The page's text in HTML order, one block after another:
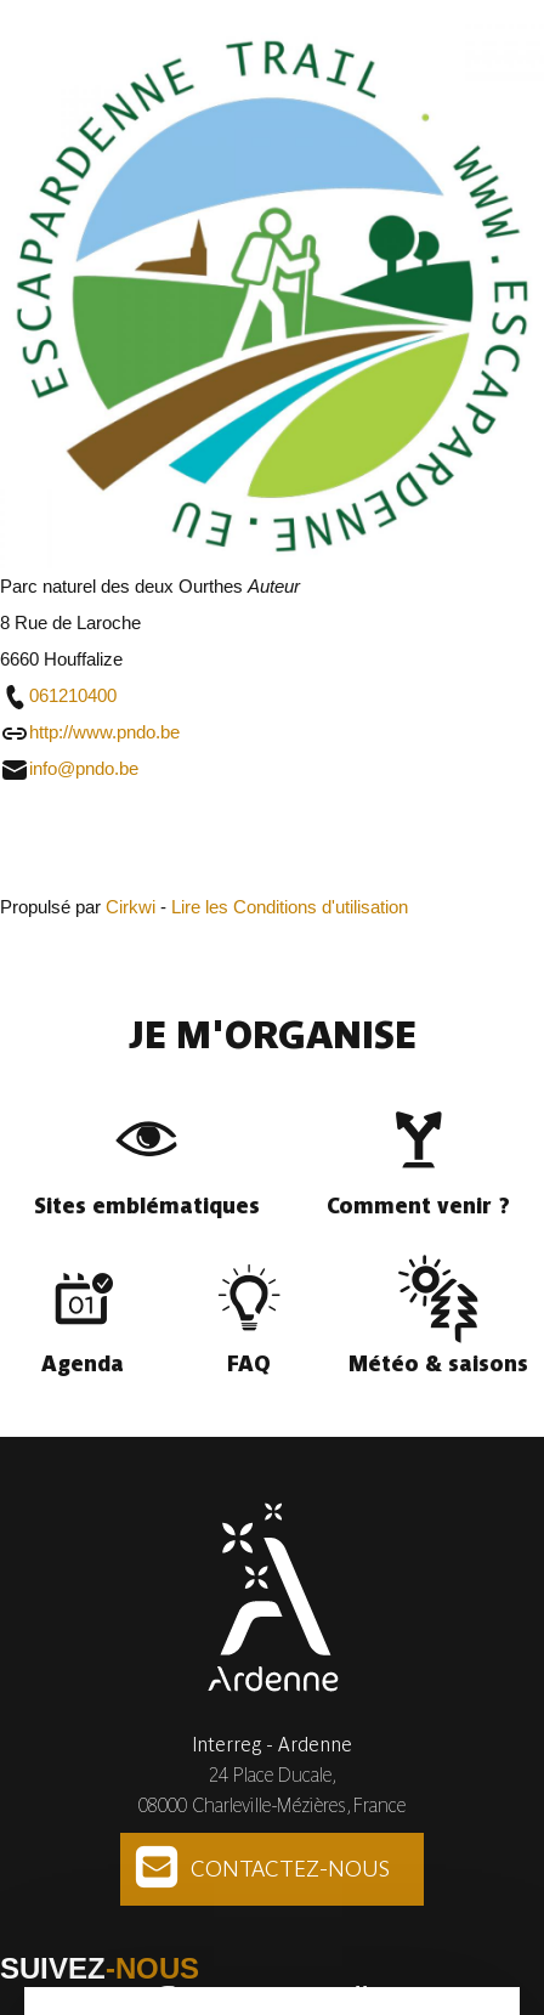
Parc naturel des deux Ourthes Auteur
8 Rue de Laroche
6660 Houffalize
061210400
http://www.pndo.be
info@pndo.be
Propulsé par Cirkwi - Lire les Conditions d'utilisation
JE M'ORGANISE
Sites emblématiques Comment venir ?
Agenda FAQ Météo & saisons
Interreg - Ardenne
24 Place Ducale,
08000 Charleville-Mézières, France
CONTACTEZ-NOUS
SUIVEZ-NOUS